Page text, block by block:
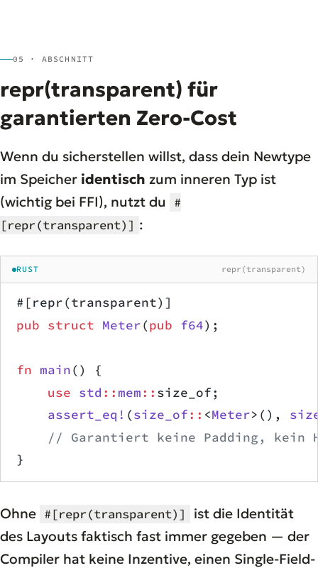
05 · ABSCHNITT
repr(transparent) für
garantierten Zero-Cost
Wenn du sicherstellen willst, dass dein Newtype
im Speicher identisch zum inneren Typ ist
(wichtig bei FFI), nutzt du #
[repr(transparent)] :
RUST repr(transparent)
#[repr(transparent)]
pub struct Meter(pub f64);
fn main() {
    use
std :: mem:: size_of;
    assert_eq!
(size_of:: <Meter>(),
// Garantiert keine Padding, kein
}
Ohne #[repr(transparent)]
ist die Identität
des Layouts faktisch fast immer gegeben — der
Compiler hat keine Inzentive, einen Single-Field-